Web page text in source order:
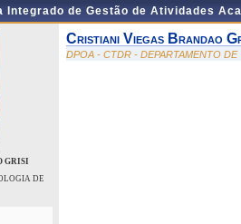
Integrado de Gestão de Atividades
GRISI
DE
Cristiani Viegas Brandao
DPOA - CTDR - DEPARTAMENTO